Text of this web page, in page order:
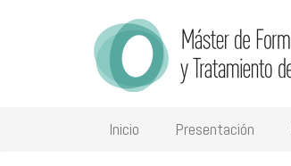
Inicio Presentación